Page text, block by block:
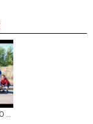
GOBIERNO DE CALVILLO LLEVÓ EL PROGRAMA ´SÁBADO EN TU COMUNIDAD´ A EL MAGUEY